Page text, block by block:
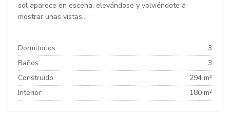
sol aparece en escena, elevándose y volviéndote a
mostrar unas vistas...
Dormitorios:
3
Baños:
3
Construido:
294 m²
Interior:
180 m²